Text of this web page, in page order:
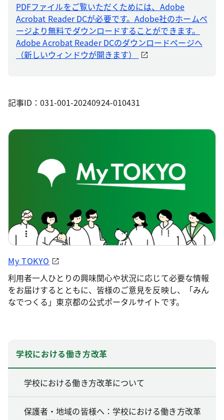
PDFファイルをご覧いただくためには、Adobe
Acrobat Reader DCが必要です。Adobe社のホームペ
ージより無料でダウンロードすることができます。
Adobe Acrobat Reader DCのダウンロードページへ
（新しいウィンドウが開きます）
記事ID：031-001-20240924-010431
My TOKYO
利用者一人ひとりの興味関心や状況に応じて必要な情報
をお届けするとともに、皆様のご意見を反映し、「みん
なでつくる」東京都の公式ポータルサイトです。
学校における働き方改革
学校における働き方改革について
保護者・地域の皆様へ：学校における働き方改革